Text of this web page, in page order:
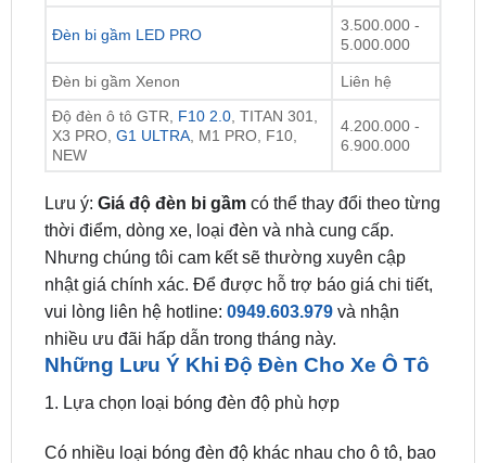
Đèn bi gầm LED PRO
3.500.000 -
5.000.000
Đèn bi gầm Xenon
Liên hệ
Độ đèn ô tô GTR, F10 2.0, TITAN 301,
X3 PRO, G1 ULTRA, M1 PRO, F10,
NEW
4.200.000 -
6.900.000
Lưu ý: Giá độ đèn bi gầm có thể thay đổi theo từng
thời điểm, dòng xe, loại đèn và nhà cung cấp.
Nhưng chúng tôi cam kết sẽ thường xuyên cập
nhật giá chính xác. Để được hỗ trợ báo giá chi tiết,
vui lòng liên hệ hotline: 0949.603.979 và nhận
nhiều ưu đãi hấp dẫn trong tháng này.
Những Lưu Ý Khi Độ Đèn Cho Xe Ô Tô
1. Lựa chọn loại bóng đèn độ phù hợp
Có nhiều loại bóng đèn độ khác nhau cho ô tô, bao